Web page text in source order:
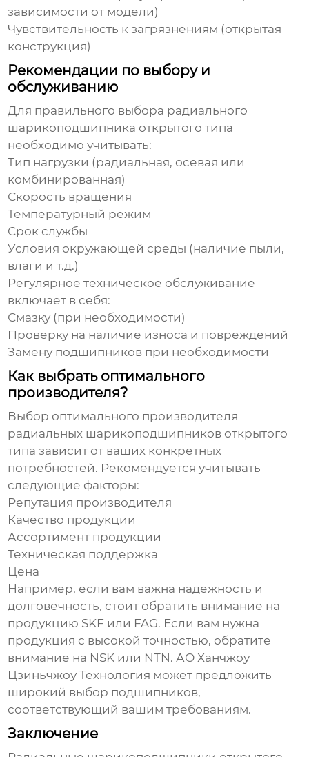
зависимости от модели)
Чувствительность к загрязнениям (открытая
конструкция)
Рекомендации по выбору и
обслуживанию
Для правильного выбора радиального
шарикоподшипника открытого типа
необходимо учитывать:
Тип нагрузки (радиальная, осевая или
комбинированная)
Скорость вращения
Температурный режим
Срок службы
Условия окружающей среды (наличие пыли,
влаги и т.д.)
Регулярное техническое обслуживание
включает в себя:
Смазку (при необходимости)
Проверку на наличие износа и повреждений
Замену подшипников при необходимости
Как выбрать оптимального
производителя?
Выбор оптимального производителя
радиальных шарикоподшипников открытого
типа зависит от ваших конкретных
потребностей. Рекомендуется учитывать
следующие факторы:
Репутация производителя
Качество продукции
Ассортимент продукции
Техническая поддержка
Цена
Например, если вам важна надежность и
долговечность, стоит обратить внимание на
продукцию SKF или FAG. Если вам нужна
продукция с высокой точностью, обратите
внимание на NSK или NTN.АО Ханчжоу
Цзиньчжоу Технология может предложить
широкий выбор подшипников,
соответствующий вашим требованиям.
Заключение